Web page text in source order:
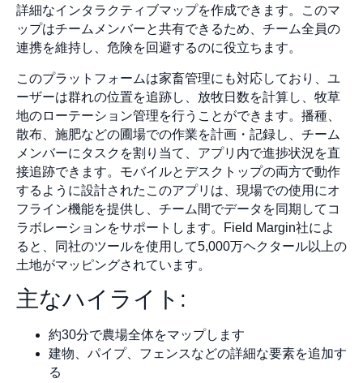
詳細なインタラクティブマップを作成できます。このマ
ップはチームメンバーと共有できるため、チーム全員の
連携を維持し、危険を回避するのに役立ちます。
このプラットフォームは家畜管理にも対応しており、ユ
ーザーは群れの位置を追跡し、放牧日数を計算し、牧草
地のローテーション管理を行うことができます。播種、
散布、施肥などの圃場での作業を計画・記録し、チーム
メンバーにタスクを割り当て、アプリ内で進捗状況を直
接追跡できます。モバイルとデスクトップの両方で動作
するように設計されたこのアプリは、現場での使用にオ
フライン機能を提供し、チーム間でデータを同期してコ
ラボレーションをサポートします。Field Margin社によ
ると、同社のツールを使用して5,000万ヘクタール以上の
土地がマッピングされています。
主なハイライト:
約30分で農場全体をマップします
建物、パイプ、フェンスなどの詳細な要素を追加す
る